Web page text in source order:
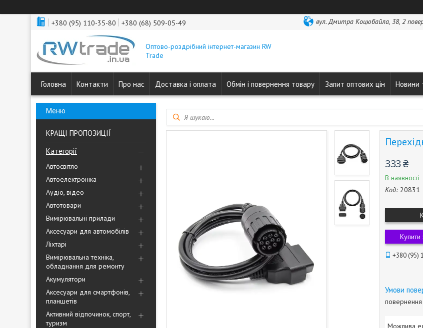
+380 (95) 110-35-80 +380 (68) 509-05-49 вул. Дмитра Коцюбайла, 38, 2
Оптово-роздрібний інтернет-магазин RW
Trade
Головна Контакти Про нас Доставка і оплата Обмін і повернення товару Запит оптових цін Новини
КРАЩІ ПРОПОЗИЦІЇ
Категорії
Автосвітло
Автоелектроніка
Аудіо, відео
Автотовари
Вимірювальні прилади
Аксесуари для автомобілів
Ліхтарі
Вимірювальна техніка,
обладнання для ремонту
Акумулятори
Аксесуари для смартфонів,
планшетів
Активний відпочинок, спорт,
туризм
333 ₴
В наявності
Код: 20831
Купити
+380 (95)